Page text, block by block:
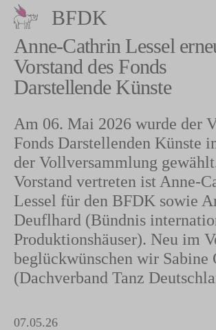
Direkt
zum
Inhalt
BFDK
Anne-Cathrin Lessel
Vorstand des Fonds
Darstellende Künste
Am 06. Mai 2026 wurde der
Fonds Darstellenden Künste
der Vollversammlung
Vorstand vertreten ist Anne-
Lessel für den BFDK sowie
Deuflhard (Bündnis
Produktionshäuser). Neu im
beglückwünschen wir Sabine
(Dachverband Tanz
07.05.26